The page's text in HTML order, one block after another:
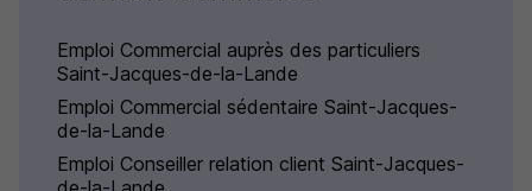
Emploi Commercial auprès des particuliers
Saint-Jacques-de-la-Lande
Emploi Commercial sédentaire Saint-Jacques-
de-la-Lande
Emploi Conseiller relation client Saint-Jacques-